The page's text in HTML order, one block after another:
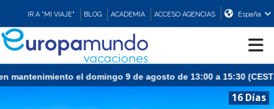
IR A "MI VIAJE" BLOG ACADEMIA ACCESO AGENCIAS España
CRUCEROS
el domingo 9 de agosto de 13:00 a 15:30 (CEST/
16 Días